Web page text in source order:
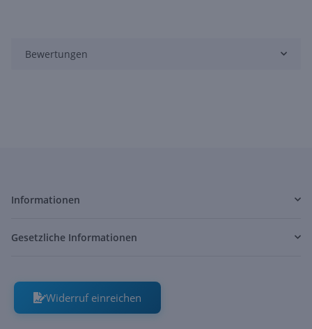
Bewertungen
Informationen
Gesetzliche Informationen
Widerruf einreichen